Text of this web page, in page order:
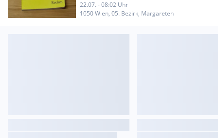
22.07. - 08:02 Uhr
1050 Wien, 05. Bezirk, Margareten